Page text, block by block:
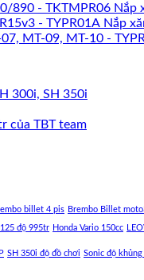
Nắp
Nắp
300i, SH 350i
của TBT team
billet 4 pis Brembo Billet
độ 995tr Honda Vario 150cc
SH 350i độ đồ chơi Sonic độ khủng